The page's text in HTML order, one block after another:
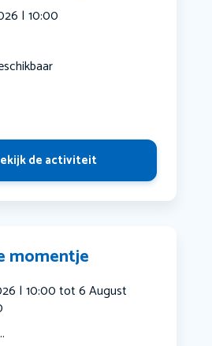
| 10:00
de activiteit
momentje
| 10:00 tot 6 August